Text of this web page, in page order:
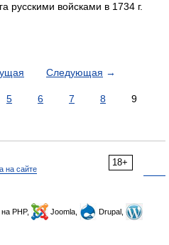
русскими войсками в 1734 г.
Следующая →
5 6 7 8
9
18+
на сайте
PHP, Joomla,
Drupal,